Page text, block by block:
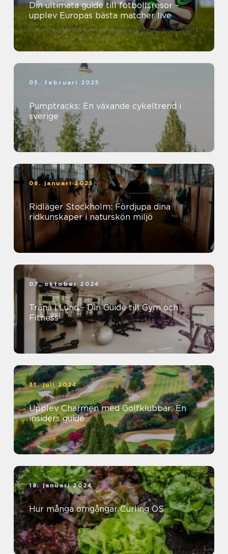
Din ultimata guide till fotbollsresor –
upplev Europas bästa matcher live
05. februari 2025
Pumptracks: En växande cykeltrend i
sverige
08. januari 2025
Ridläger Stockholm: Fördjupa dina
ridkunskaper i naturskön miljö
07. oktober 2024
Träna i Lund - Din Guide till Gym och
Fitness
31. juli 2024
Upplev Charmen med Golfklubbar: En
insiders guide
18. januari 2024
Hur många omgångar Curling OS